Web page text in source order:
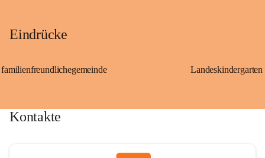
Eindrücke
familienfreundlichegemeinde
Kontakte